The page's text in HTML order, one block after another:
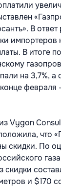
В
импортеров
В итоге
на 3,7%,
февраля
Vygon
что
скидки. По
скидки
и $170